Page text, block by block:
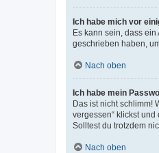
Ich habe mich vor
Es kann sein, dass
geschrieben haben,
Nach oben
Ich habe mein
Das ist nicht schlimm!
vergessen“ klickst
Solltest du trotzdem
Nach oben